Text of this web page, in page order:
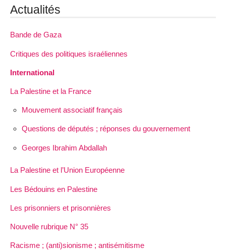
Actualités
Bande de Gaza
Critiques des politiques israéliennes
International
La Palestine et la France
Mouvement associatif français
Questions de députés ; réponses du gouvernement
Georges Ibrahim Abdallah
La Palestine et l’Union Européenne
Les Bédouins en Palestine
Les prisonniers et prisonnières
Nouvelle rubrique N° 35
Racisme ; (anti)sionisme ; antisémitisme